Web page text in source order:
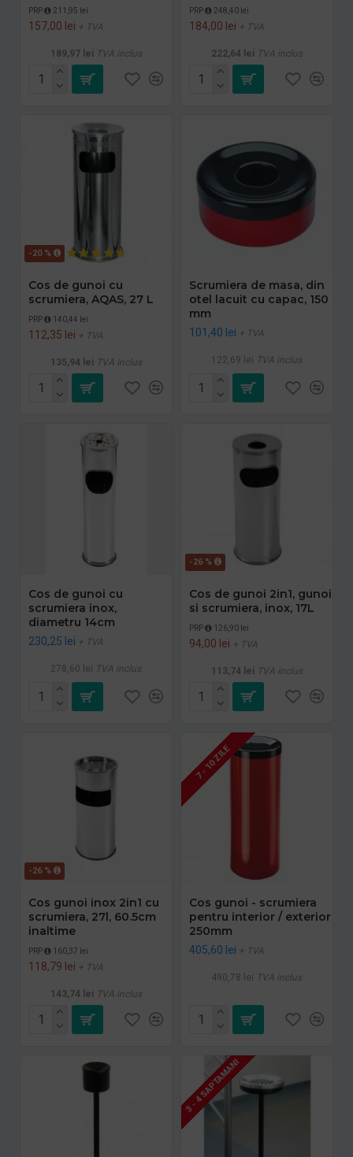
PRP 211,95 lei
157,00 lei + TVA
189,97 lei TVA inclus
PRP 248,40 lei
184,00 lei + TVA
222,64 lei TVA inclus
-20 %
Cos de gunoi cu
scrumiera, AQAS, 27 L
PRP 140,44 lei
112,35 lei + TVA
135,94 lei TVA inclus
Scrumiera de masa, din
otel lacuit cu capac, 150
mm
101,40 lei + TVA
122,69 lei TVA inclus
Cos de gunoi cu
scrumiera inox,
diametru 14cm
230,25 lei + TVA
278,60 lei TVA inclus
-26 %
Cos de gunoi 2in1, gunoi
si scrumiera, inox, 17L
PRP 126,90 lei
94,00 lei + TVA
113,74 lei TVA inclus
-26 %
Cos gunoi inox 2in1 cu
scrumiera, 27l, 60.5cm
inaltime
PRP 160,37 lei
118,79 lei + TVA
143,74 lei TVA inclus
7 - 10 ZILE
Cos gunoi - scrumiera
pentru interior / exterior
250mm
405,60 lei + TVA
490,78 lei TVA inclus
3 - 4 SAPTAMANI